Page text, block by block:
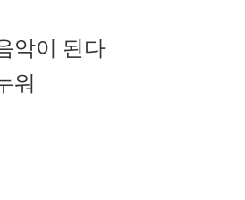
악이 된다
워